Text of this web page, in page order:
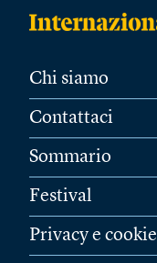
Chi siamo
Contattaci
Sommario
Festival
Privacy e cookie